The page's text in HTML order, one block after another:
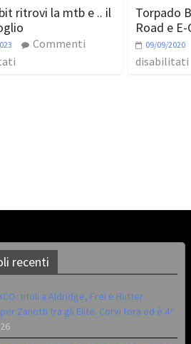
ritrovi la mtb e .. il
Commenti
Torpado
Road e
09/09/2020
disabilitati
recenti
titoli a Aldridge, Frei e Hutter.
Zanotti tra gli Elite. Corvi fora ed è 4^